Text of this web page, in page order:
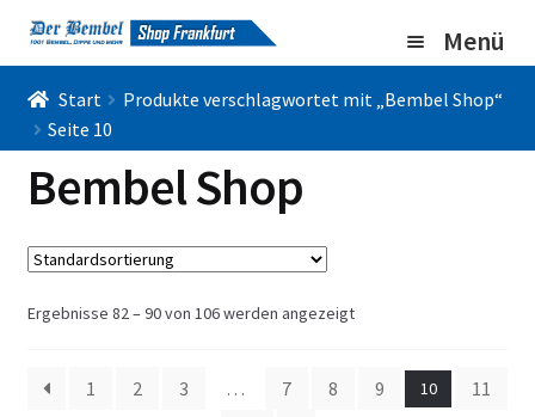
Zur
Navigation
springen
Zum
Inhalt
springen
Menü
Home
Bembel Shop
Shirt Shop
Blog
Gallery
Start
Produkte verschlagwortet mit „Bembel Shop“
Seite 10
Bembel Shop
Ergebnisse 82 – 90 von 106 werden angezeigt
1 2 3 … 7 8 9 10
11